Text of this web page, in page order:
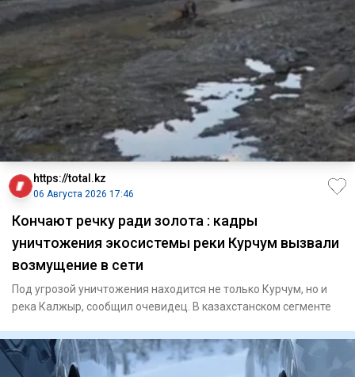
https://total.kz
06 Августа 2026 17:46
Кончают речку ради золота : кадры
уничтожения экосистемы реки Курчум вызвали
возмущение в сети
Под угрозой уничтожения находится не только Курчум, но и
река Калжыр, сообщил очевидец. В казахстанском сегменте